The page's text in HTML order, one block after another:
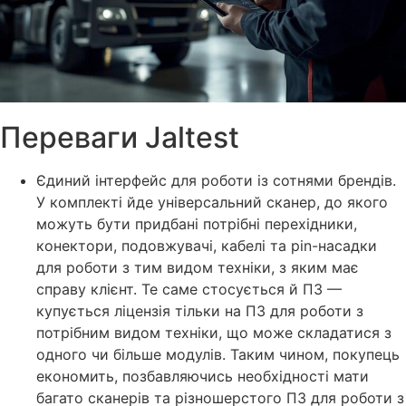
Переваги Jaltest
Єдиний інтерфейс для роботи із сотнями брендів.
У комплекті йде універсальний сканер, до якого
можуть бути придбані потрібні перехідники,
конектори, подовжувачі, кабелі та pin-насадки
для роботи з тим видом техніки, з яким має
справу клієнт. Те саме стосується й ПЗ —
купується ліцензія тільки на ПЗ для роботи з
потрібним видом техніки, що може складатися з
одного чи більше модулів. Таким чином, покупець
економить, позбавляючись необхідності мати
багато сканерів та різношерстого ПЗ для роботи з